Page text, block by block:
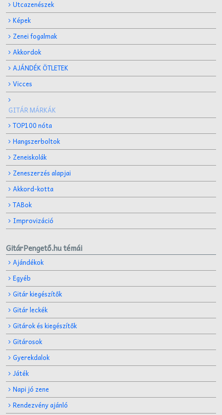
Utcazenészek
Képek
Zenei fogalmak
Akkordok
AJÁNDÉK ÖTLETEK
Vicces
GITÁR MÁRKÁK
TOP100 nóta
Hangszerboltok
Zeneiskolák
Zeneszerzés alapjai
Akkord-kotta
TABok
Improvizáció
GitárPengető.hu témái
Ajándékok
Egyéb
Gitár kiegészítők
Gitár leckék
Gitárok és kiegészítők
Gitárosok
Gyerekdalok
Játék
Napi jó zene
Rendezvény ajánló